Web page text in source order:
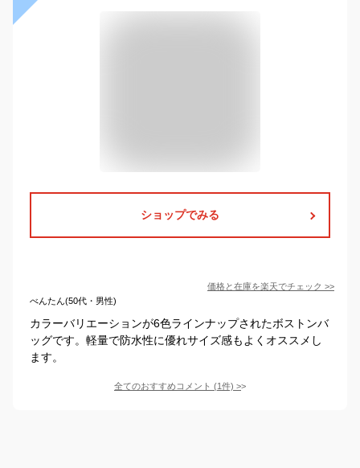
ショップでみる
価格と在庫を楽天でチェック >>
べんたん(50代・男性)
カラーバリエーションが6色ラインナップされたボストンバ
ッグです。軽量で防水性に優れサイズ感もよくオススメし
ます。
全てのおすすめコメント (1件) >